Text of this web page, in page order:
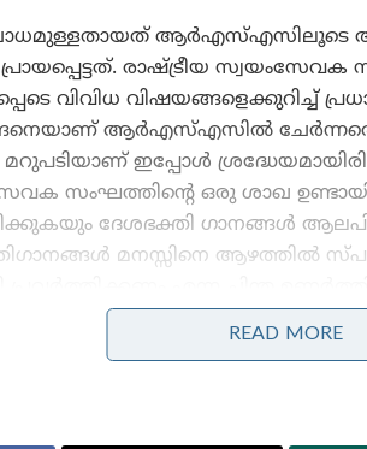
ആർഎസ്എസിലൂടെ
രാഷ്ട്രീയ
വിവിധ വിഷയങ്ങളെക്കുറിച്ച്
ആർ‌എസ്‌എസിൽ
മറുപടിയാണ് ഇപ്പോൾ
സംഘത്തിന്റെ ഒരു ശാഖ
ദേശഭക്തി ഗാനങ്ങൾ
മനസ്സിനെ ആഴത്തിൽ
ആർ‌എസ്‌എസിന്റെ ഭാഗമായി
READ MORE